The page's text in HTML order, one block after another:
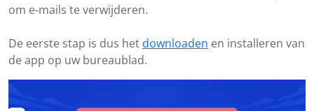
om e-mails te verwijderen.
De eerste stap is dus het downloaden en installeren van
de app op uw bureaublad.